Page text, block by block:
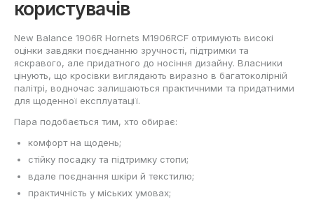
користувачів
New Balance 1906R Hornets M1906RCF отримують високі
оцінки завдяки поєднанню зручності, підтримки та
яскравого, але придатного до носіння дизайну. Власники
цінують, що кросівки виглядають виразно в багатоколірній
палітрі, водночас залишаються практичними та придатними
для щоденної експлуатації.
Пара подобається тим, хто обирає:
комфорт на щодень;
стійку посадку та підтримку стопи;
вдале поєднання шкіри й текстилю;
практичність у міських умовах;